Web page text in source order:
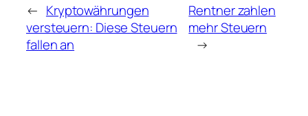
← Kryptowährungen
versteuern: Diese Steuern
fallen an
Rentner zahlen
mehr Steuern
→